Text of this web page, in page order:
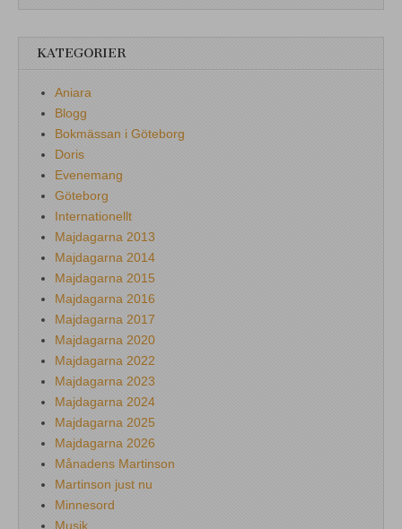
KATEGORIER
Aniara
Blogg
Bokmässan i Göteborg
Doris
Evenemang
Göteborg
Internationellt
Majdagarna 2013
Majdagarna 2014
Majdagarna 2015
Majdagarna 2016
Majdagarna 2017
Majdagarna 2020
Majdagarna 2022
Majdagarna 2023
Majdagarna 2024
Majdagarna 2025
Majdagarna 2026
Månadens Martinson
Martinson just nu
Minnesord
Musik